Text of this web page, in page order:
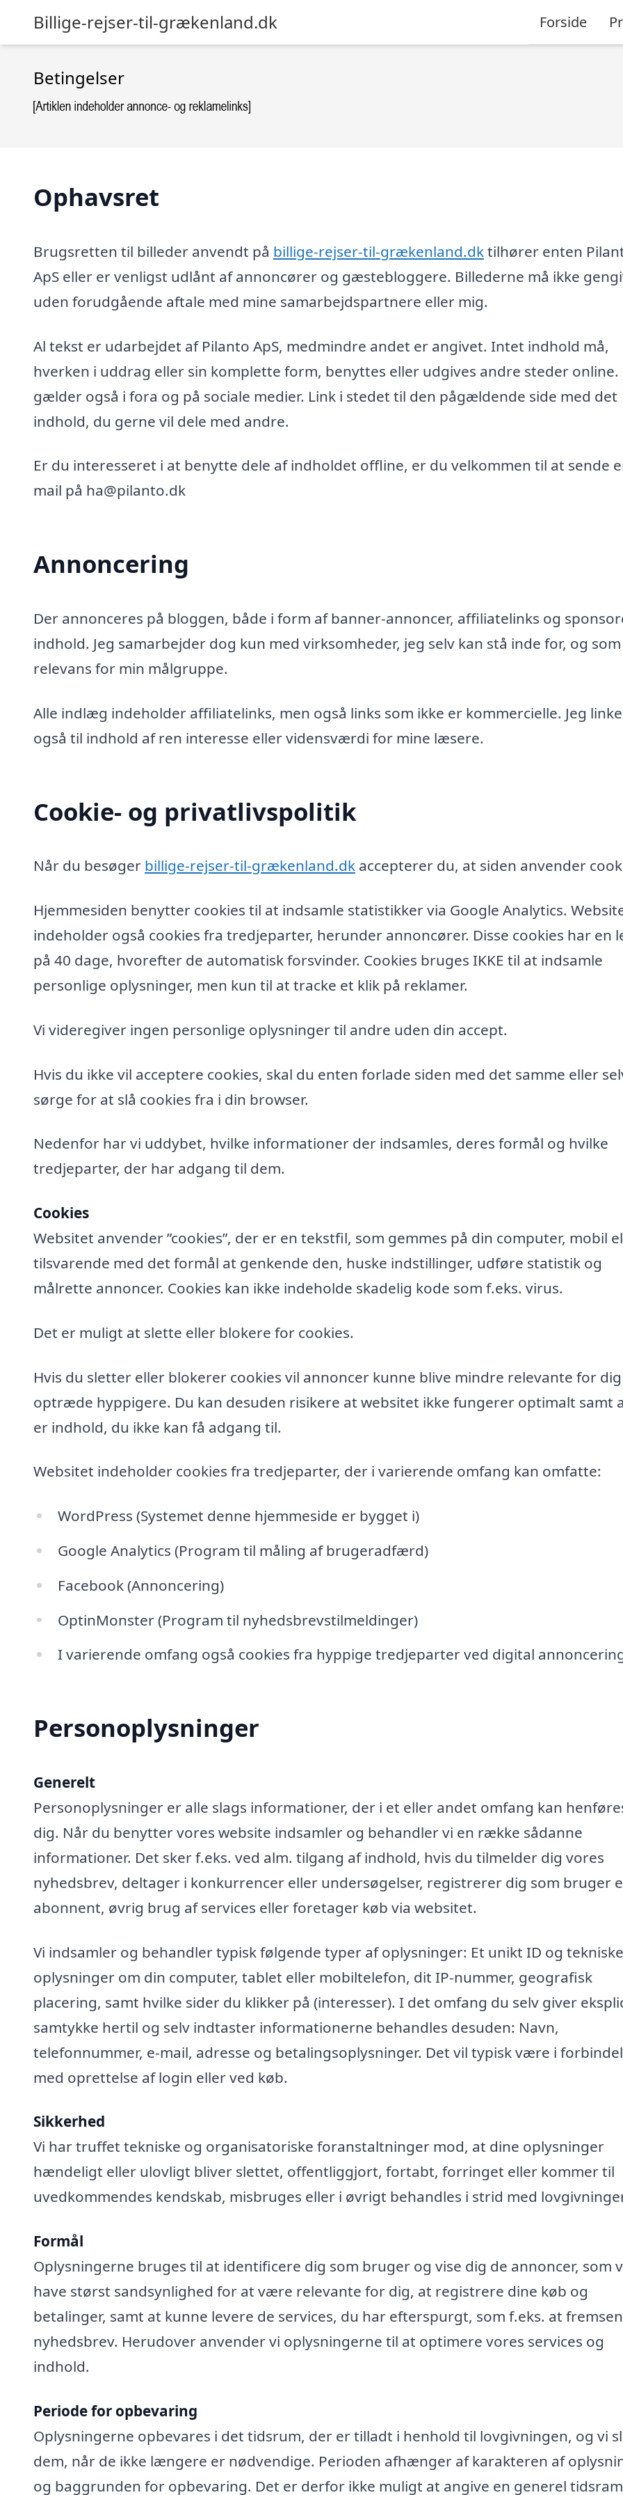
Billige-rejser-til-grækenland.dk Forside
Betingelser
Ophavsret
Brugsretten til billeder anvendt på billige-rejser-til-grækenland.dktilhører enten
ApS eller er venligst udlånt af annoncører og gæstebloggere. Billederne må ikke
uden forudgående aftale med mine samarbejdspartnere eller mig.
Al tekst er udarbejdet af Pilanto ApS, medmindre andet er angivet. Intet indhold må,
hverken i uddrag eller sin komplette form, benyttes eller udgives andre steder
gælder også i fora og på sociale medier. Link i stedet til den pågældende side med det
indhold, du gerne vil dele med andre.
Er du interesseret i at benytte dele af indholdet offline, er du velkommen til at sende
mail på ha@pilanto.dk
Annoncering
Der annonceres på bloggen, både i form af banner-annoncer, affiliatelinks og
indhold. Jeg samarbejder dog kun med virksomheder, jeg selv kan stå inde for, og
relevans for min målgruppe.
Alle indlæg indeholder affiliatelinks, men også links som ikke er kommercielle. Jeg
også til indhold af ren interesse eller vidensværdi for mine læsere.
Cookie- og privatlivspolitik
Når du besøger billige-rejser-til-grækenland.dk accepterer du, at siden anvender
Hjemmesiden benytter cookies til at indsamle statistikker via Google Analytics.
indeholder også cookies fra tredjeparter, herunder annoncører. Disse cookies har en
på 40 dage, hvorefter de automatisk forsvinder. Cookies bruges IKKE til at indsamle
personlige oplysninger, men kun til at tracke et klik på reklamer.
Vi videregiver ingen personlige oplysninger til andre uden din accept.
Hvis du ikke vil acceptere cookies, skal du enten forlade siden med det samme eller
sørge for at slå cookies fra i din browser.
Nedenfor har vi uddybet, hvilke informationer der indsamles, deres formål og hvilke
tredjeparter, der har adgang til dem.
Cookies
Websitet anvender ”cookies”, der er en tekstfil, som gemmes på din computer, mobil
tilsvarende med det formål at genkende den, huske indstillinger, udføre statistik og
målrette annoncer. Cookies kan ikke indeholde skadelig kode som f.eks. virus.
Det er muligt at slette eller blokere for cookies.
Hvis du sletter eller blokerer cookies vil annoncer kunne blive mindre relevante for
optræde hyppigere. Du kan desuden risikere at websitet ikke fungerer optimalt samt
er indhold, du ikke kan få adgang til.
Websitet indeholder cookies fra tredjeparter, der i varierende omfang kan omfatte:
WordPress (Systemet denne hjemmeside er bygget i)
Google Analytics (Program til måling af brugeradfærd)
Facebook (Annoncering)
OptinMonster (Program til nyhedsbrevstilmeldinger)
I varierende omfang også cookies fra hyppige tredjeparter ved digital
Personoplysninger
Generelt
Personoplysninger er alle slags informationer, der i et eller andet omfang kan
dig. Når du benytter vores website indsamler og behandler vi en række sådanne
informationer. Det sker f.eks. ved alm. tilgang af indhold, hvis du tilmelder dig vores
nyhedsbrev, deltager i konkurrencer eller undersøgelser, registrerer dig som bruger
abonnent, øvrig brug af services eller foretager køb via websitet.
Vi indsamler og behandler typisk følgende typer af oplysninger: Et unikt ID og tekniske
oplysninger om din computer, tablet eller mobiltelefon, dit IP-nummer, geografisk
placering, samt hvilke sider du klikker på (interesser). I det omfang du selv giver
samtykke hertil og selv indtaster informationerne behandles desuden: Navn,
telefonnummer, e-mail, adresse og betalingsoplysninger. Det vil typisk være i
med oprettelse af login eller ved køb.
Sikkerhed
Vi har truffet tekniske og organisatoriske foranstaltninger mod, at dine oplysninger
hændeligt eller ulovligt bliver slettet, offentliggjort, fortabt, forringet eller kommer til
uvedkommendes kendskab, misbruges eller i øvrigt behandles i strid med
Formål
Oplysningerne bruges til at identificere dig som bruger og vise dig de annoncer, som
have størst sandsynlighed for at være relevante for dig, at registrere dine køb og
betalinger, samt at kunne levere de services, du har efterspurgt, som f.eks. at
nyhedsbrev. Herudover anvender vi oplysningerne til at optimere vores services og
indhold.
Periode for opbevaring
Oplysningerne opbevares i det tidsrum, der er tilladt i henhold til lovgivningen, og vi
dem, når de ikke længere er nødvendige. Perioden afhænger af karakteren af
og baggrunden for opbevaring. Det er derfor ikke muligt at angive en generel